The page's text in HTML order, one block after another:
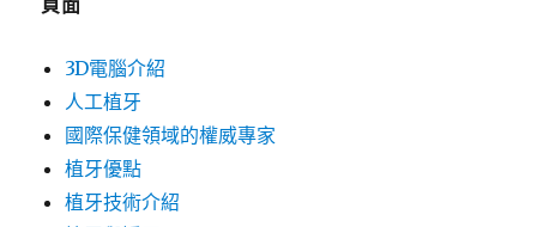
頁面
3D電腦介紹
人工植牙
國際保健領域的權威專家
植牙優點
植牙技術介紹